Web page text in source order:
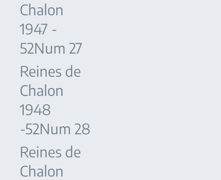
Chalon
1947 -
52Num 27
Reines de
Chalon
1948
-52Num 28
Reines de
Chalon